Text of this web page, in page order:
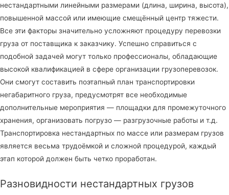
нестандартными линейными размерами (длина, ширина, высота),
повышенной массой или имеющие смещённый центр тяжести.
Все эти факторы значительно усложняют процедуру перевозки
груза от поставщика к заказчику. Успешно справиться с
подобной задачей могут только профессионалы, обладающие
высокой квалификацией в сфере организации грузоперевозок.
Они смогут составить поэтапный план транспортировки
негабаритного груза, предусмотрят все необходимые
дополнительные мероприятия — площадки для промежуточного
хранения, организовать погрузо — разгрузочные работы и т.д.
Транспортировка нестандартных по массе или размерам грузов
является весьма трудоёмкой и сложной процедурой, каждый
этап которой должен быть четко проработан.
Разновидности нестандартных грузов